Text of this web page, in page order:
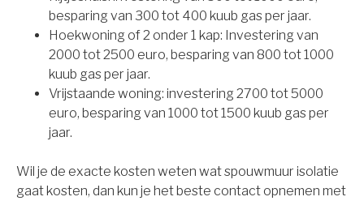
besparing van 300 tot 400 kuub gas per jaar.
Hoekwoning of 2 onder 1 kap: Investering van
2000 tot 2500 euro, besparing van 800 tot 1000
kuub gas per jaar.
Vrijstaande woning: investering 2700 tot 5000
euro, besparing van 1000 tot 1500 kuub gas per
jaar.
Wil je de exacte kosten weten wat spouwmuur isolatie
gaat kosten, dan kun je het beste contact opnemen met